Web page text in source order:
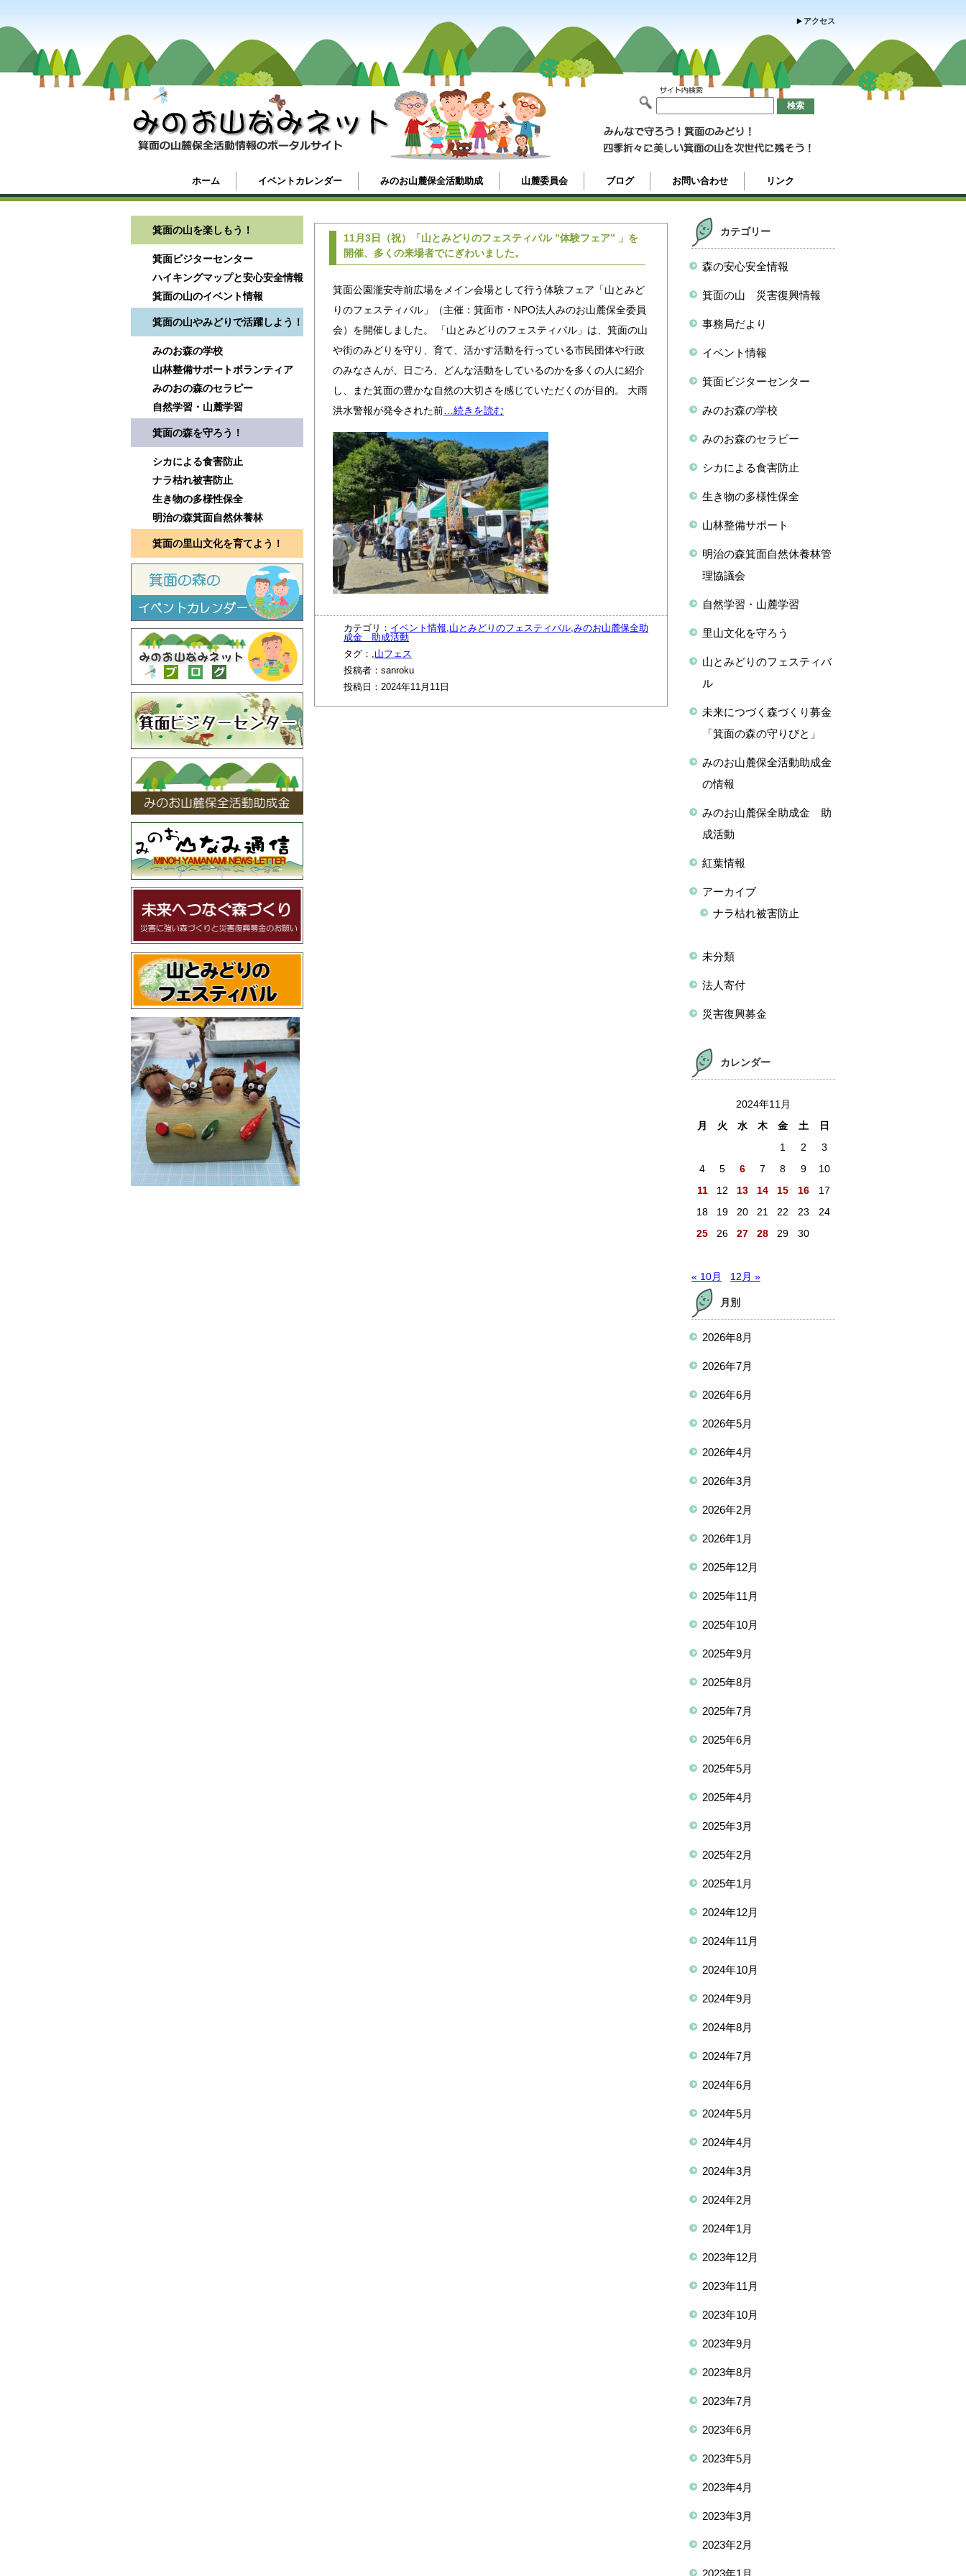
アクセス
ホーム イベントカレンダー みのお山麓保全活動助成 山麓委員会 ブログ お問い合わせ リンク
箕面の山を楽しもう！
箕面ビジターセンター
ハイキングマップと安心安全情報
箕面の山のイベント情報
箕面の山やみどりで活躍しよう！
みのお森の学校
山林整備サポートボランティア
みのおの森のセラピー
自然学習・山麓学習
箕面の森を守ろう！
シカによる食害防止
ナラ枯れ被害防止
生き物の多様性保全
明治の森箕面自然休養林
箕面の里山文化を育てよう！
11月3日（祝）「山とみどりのフェスティバル ”体験フェア” 」を
開催、多くの来場者でにぎわいました。
箕面公園瀧安寺前広場をメイン会場として行う体験フェア「山とみど
りのフェスティバル」（主催：箕面市・NPO法人みのお山麓保全委員
会）を開催しました。 「山とみどりのフェスティバル」は、箕面の山
や街のみどりを守り、育て、活かす活動を行っている市民団体や行政
のみなさんが、日ごろ、どんな活動をしているのかを多くの人に紹介
し、また箕面の豊かな自然の大切さを感じていただくのが目的。 大雨
洪水警報が発令された前 …続きを読む
カテゴリ： イベント情報 山とみどりのフェスティバル みのお山麓保全助
成金 助成活動
タグ：, 山フェス
投稿者：sanroku
投稿日：2024年11月11日
カテゴリー
森の安心安全情報
箕面の山 災害復興情報
事務局だより
イベント情報
箕面ビジターセンター
みのお森の学校
みのお森のセラピー
シカによる食害防止
生き物の多様性保全
山林整備サポート
明治の森箕面自然休養林管
理協議会
自然学習・山麓学習
里山文化を守ろう
山とみどりのフェスティバ
ル
未来につづく森づくり募金
「箕面の森の守りびと」
みのお山麓保全活動助成金
の情報
みのお山麓保全助成金 助
成活動
紅葉情報
アーカイブ
ナラ枯れ被害防止
未分類
法人寄付
災害復興募金
カレンダー
2024年11月
月
火 水 木 金 土
日
1
2
3
4
5 6 7 8 9
10
11
12 13 14 15 16
17
18
19 20 21 22 23
24
25
26 27 28 29 30
« 10月 12月 »
月別
2026年8月
2026年7月
2026年6月
2026年5月
2026年4月
2026年3月
2026年2月
2026年1月
2025年12月
2025年11月
2025年10月
2025年9月
2025年8月
2025年7月
2025年6月
2025年5月
2025年4月
2025年3月
2025年2月
2025年1月
2024年12月
2024年11月
2024年10月
2024年9月
2024年8月
2024年7月
2024年6月
2024年5月
2024年4月
2024年3月
2024年2月
2024年1月
2023年12月
2023年11月
2023年10月
2023年9月
2023年8月
2023年7月
2023年6月
2023年5月
2023年4月
2023年3月
2023年2月
2023年1月